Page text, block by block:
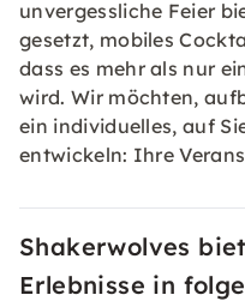
unvergessliche Feier
gesetzt, mobiles
dass es mehr als nur
wird. Wir möchten,
ein individuelles, auf
entwickeln: Ihre
Shakerwolves
Erlebnisse in